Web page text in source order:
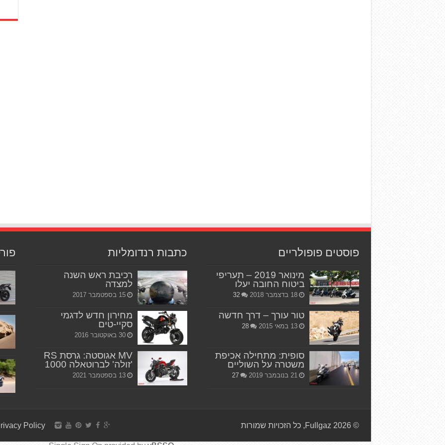
פוסטים פופולריים
מינואר 2019 – תעריפי
ביטוח החובה יעלו
18 בדצמבר 2018 32
טור עורך – דרך חדשה
13 במאי 2015 28
סופית: מתחילה אכיפת
משטרה על השוליים
21 בנובמבר 2019 27
כתבות רנדומליות
רכיבת ראש השנה
למצדה
15 בספטמבר 2017
מחירון חדש לדגמי
סקיי-טים
30 באוקטובר 2016
MV אגוסטה: גרסת RS
'זולה' לברוטאלה 1000
13 בספטמבר 2021
Policy © Fullgaz 2026, כל הזכויות שמורות